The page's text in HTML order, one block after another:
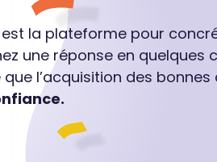
est la plateforme pour
une réponse en quelques
que l’acquisition des